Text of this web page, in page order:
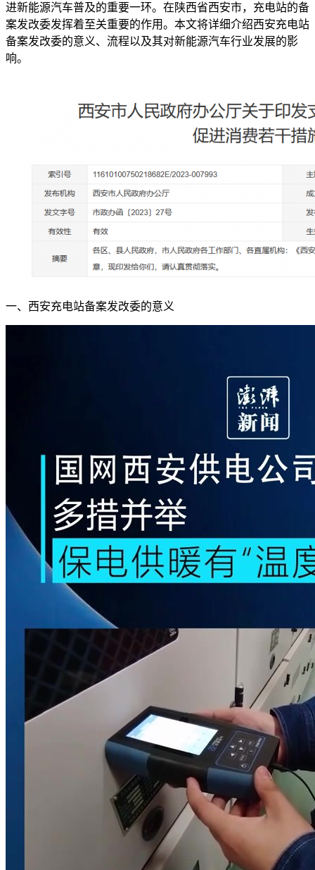
进新能源汽车普及的重要一环。在陕西省西安市，充电站的备
案发改委发挥着至关重要的作用。本文将详细介绍西安充电站
备案发改委的意义、流程以及其对新能源汽车行业发展的影
响。
一、西安充电站备案发改委的意义